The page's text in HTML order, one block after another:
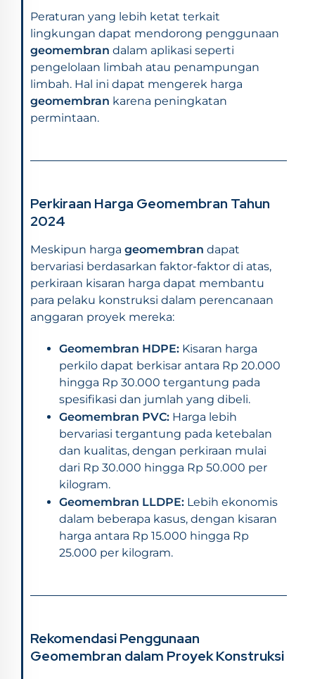
Peraturan yang lebih ketat terkait
lingkungan dapat mendorong penggunaan
geomembran dalam aplikasi seperti
pengelolaan limbah atau penampungan
limbah. Hal ini dapat mengerek harga
geomembran karena peningkatan
permintaan.
Perkiraan Harga Geomembran Tahun
2024
Meskipun harga geomembran dapat
bervariasi berdasarkan faktor-faktor di atas,
perkiraan kisaran harga dapat membantu
para pelaku konstruksi dalam perencanaan
anggaran proyek mereka:
Geomembran HDPE: Kisaran harga
perkilo dapat berkisar antara Rp 20.000
hingga Rp 30.000 tergantung pada
spesifikasi dan jumlah yang dibeli.
Geomembran PVC: Harga lebih
bervariasi tergantung pada ketebalan
dan kualitas, dengan perkiraan mulai
dari Rp 30.000 hingga Rp 50.000 per
kilogram.
Geomembran LLDPE: Lebih ekonomis
dalam beberapa kasus, dengan kisaran
harga antara Rp 15.000 hingga Rp
25.000 per kilogram.
Rekomendasi Penggunaan
Geomembran dalam Proyek Konstruksi